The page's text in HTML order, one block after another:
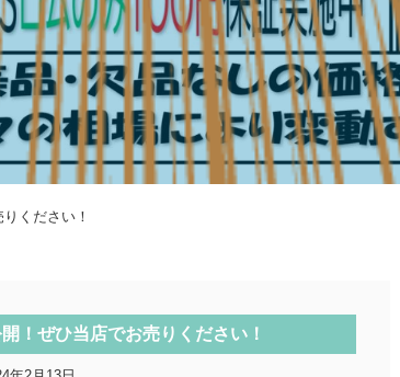
ください！
！ぜひ当店でお売りください！